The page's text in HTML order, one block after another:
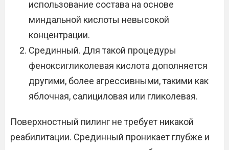
использование состава на основе
миндальной кислоты невысокой
концентрации.
Срединный. Для такой процедуры
феноксигликолевая кислота дополняется
другими, более агрессивными, такими как
яблочная, салициловая или гликолевая.
Поверхностный пилинг не требует никакой
реабилитации. Срединный проникает глубже и